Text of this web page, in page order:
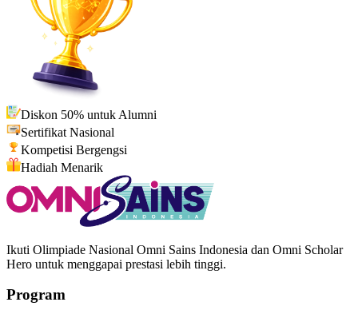
Diskon 50% untuk Alumni
Sertifikat Nasional
Kompetisi Bergengsi
Hadiah Menarik
Ikuti Olimpiade Nasional Omni Sains Indonesia dan Omni Scholar
Hero untuk menggapai prestasi lebih tinggi.
Program